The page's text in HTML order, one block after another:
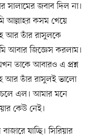
সালামের জবাব দিল না।
আল্লাহর কসম খেয়ে
আর তাঁর রাসুলকে
আবার জিজ্ঞেস করলাম।
তাকে আবারও এ প্রশ্ন
আর তাঁর রাসুলই ভালো
এল। আমার মনে
কেউ নেই।
যাচ্ছি। সিরিয়ার